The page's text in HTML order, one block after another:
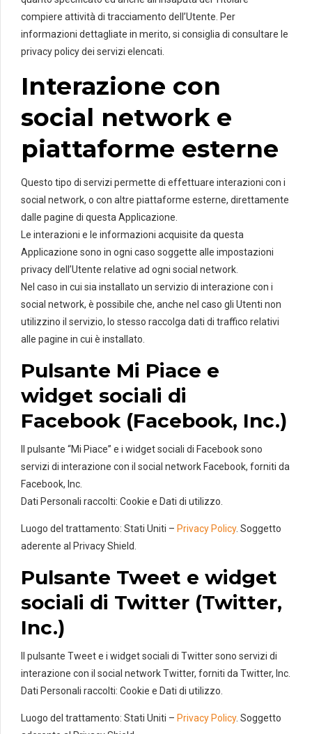
compiere attività di tracciamento dell’Utente. Per
informazioni dettagliate in merito, si consiglia di consultare le
privacy policy dei servizi elencati.
Interazione con
social network e
piattaforme esterne
Questo tipo di servizi permette di effettuare interazioni con i
social network, o con altre piattaforme esterne, direttamente
dalle pagine di questa Applicazione.
Le interazioni e le informazioni acquisite da questa
Applicazione sono in ogni caso soggette alle impostazioni
privacy dell’Utente relative ad ogni social network.
Nel caso in cui sia installato un servizio di interazione con i
social network, è possibile che, anche nel caso gli Utenti non
utilizzino il servizio, lo stesso raccolga dati di traffico relativi
alle pagine in cui è installato.
Pulsante Mi Piace e
widget sociali di
Facebook (Facebook, Inc.)
Il pulsante “Mi Piace” e i widget sociali di Facebook sono
servizi di interazione con il social network Facebook, forniti da
Facebook, Inc.
Dati Personali raccolti: Cookie e Dati di utilizzo.
Luogo del trattamento: Stati Uniti – Privacy Policy. Soggetto
aderente al Privacy Shield.
Pulsante Tweet e widget
sociali di Twitter (Twitter,
Inc.)
Il pulsante Tweet e i widget sociali di Twitter sono servizi di
interazione con il social network Twitter, forniti da Twitter, Inc.
Dati Personali raccolti: Cookie e Dati di utilizzo.
Luogo del trattamento: Stati Uniti – Privacy Policy. Soggetto